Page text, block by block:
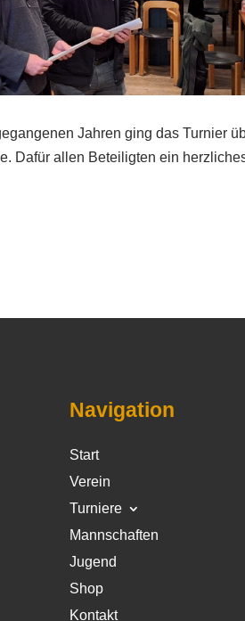
Jahren ging das Turnier
Dafür allen Beteiligten ein
Navigation
Start
Verein
Turniere
Mannschaften
Jugend
Shop
Kontakt